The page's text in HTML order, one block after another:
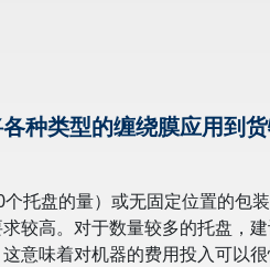
种类型的缠绕膜应用到货
托盘的量）或无固定位置的包
较高。对于数量较多的托盘，
意味着对机器的费用投入可以很